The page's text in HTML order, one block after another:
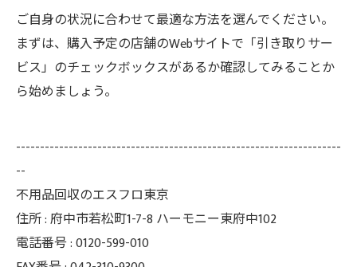
ご自身の状況に合わせて最適な方法を選んでください。
まずは、購入予定の店舗のWebサイトで「引き取りサー
ビス」のチェックボックスがあるか確認してみることか
ら始めましょう。
--------------------------------------------------------------------
--
不用品回収のエスフロ東京
住所 : 府中市若松町1-7-8 ハーモニー東府中102
電話番号 : 0120-599-010